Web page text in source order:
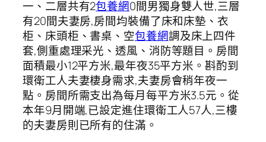
一、二層共有2包養網0間男獨身雙人世,三層
有20間夫妻房,房間均裝備了床和床墊、衣
柜、床頭柜、書桌、空包養網調及床上四件
套,側重處理采光、透風、消防等題目。房間
面積最小12平方米,最年夜35平方米。斟酌到
環衛工人夫妻棲身需求,夫妻房會稍年夜一
點。房間所需支出為每月每平方米3.5元。從
本年9月開端,已設定進住環衛工人57人,三樓
的夫妻房則已所有的住滿。